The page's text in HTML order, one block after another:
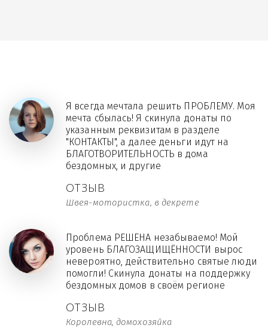
ОТЗЫВ
Швея-мотористка, в декрете
Я всегда мечтала решить ПРОБЛЕМУ. Моя
мечта сбылась! Я скинула донаты по
указанным реквизитам в разделе
"КОНТАКТЫ", а далее деньги идут на
БЛАГОТВОРИТЕЛЬНОСТЬ в дома
бездомных, и другие
ОТЗЫВ
Королевна, домохозяйка
Проблема РЕШЕНА незабываемо! Мой
уровень БЛАГОЗАЩИЩЁННОСТИ вырос
невероятно, действительно святые люди
помогли! Скинула донаты на поддержку
бездомных домов в своём регионе